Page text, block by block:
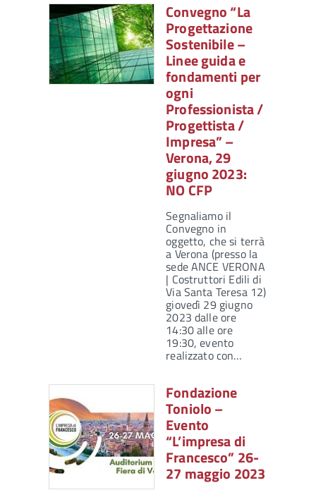
Convegno “La
Progettazione
Sostenibile –
Linee guida e
fondamenti per
ogni
Professionista /
Progettista /
Impresa” –
Verona, 29
giugno 2023:
NO CFP
Segnaliamo il
Convegno in
oggetto, che si terrà
a Verona (presso la
sede ANCE VERONA
| Costruttori Edili di
Via Santa Teresa 12)
giovedì 29 giugno
2023 dalle ore
14:30 alle ore
19:30, evento
realizzato con…
Fondazione
Toniolo –
Evento
“L’impresa di
Francesco” 26-
27 maggio 2023